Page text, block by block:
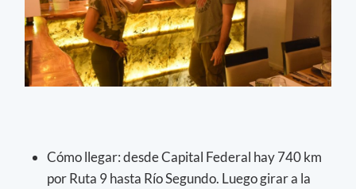
Cómo llegar: desde Capital Federal hay 740 km
por Ruta 9 hasta Río Segundo. Luego girar a la